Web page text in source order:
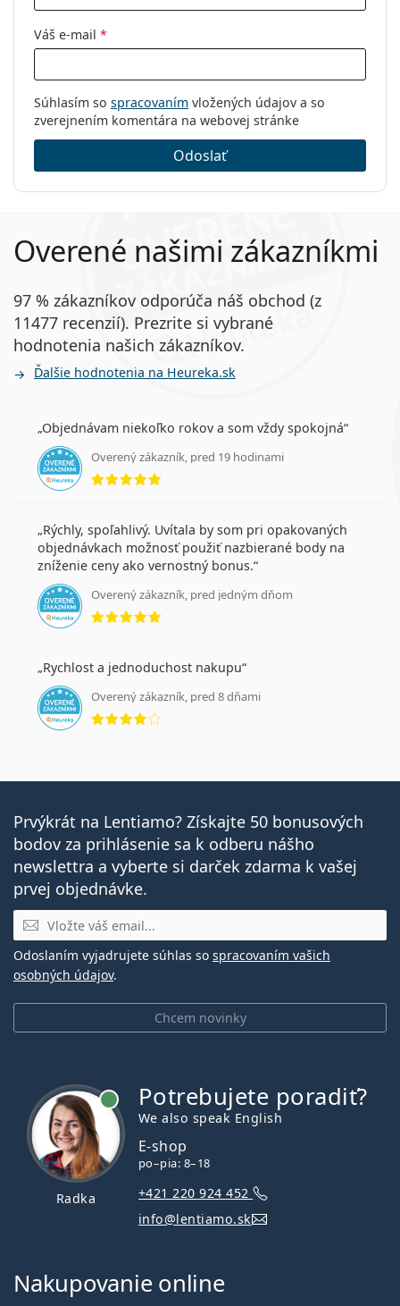
Viacúčelové roztoky na kontaktné
Objem puzdra:
2 x 3.9 ml
Váš e-mail *
Súhlasím so spracovaním vložených údajov a so
zverejnením komentára na webovej stránke
Odoslať
Overené našimi zákazníkmi
97 % zákazníkov odporúča náš obchod (z
11477 recenzií). Prezrite si vybrané
hodnotenia našich zákazníkov.
Ďalšie hodnotenia na Heureka.sk
Objednávam niekoľko rokov a som vždy spokojná
Overený zákazník, pred 19 hodinami
hodnotenie 5 z 5
Rýchly, spoľahlivý. Uvítala by som pri opakovaných
objednávkach možnosť použiť nazbierané body na
zníženie ceny ako vernostný bonus.
Overený zákazník, pred jedným dňom
hodnotenie 5 z 5
Rychlost a jednoduchost nakupu
Overený zákazník, pred 8 dňami
hodnotenie 4 z 5
Prvýkrát na Lentiamo? Získajte 50 bonusových
bodov za prihlásenie sa k odberu nášho
newslettra a vyberte si darček zdarma k vašej
prvej objednávke.
E-mail
Chcem novinky
Odoslaním vyjadrujete súhlas so spracovaním vašich
osobných údajov.
Radka
Potrebujete poradiť?
We also speak English
E-shop
po–pia: 8–18
+421 220 924 452
info@lentiamo.sk
Nakupovanie online